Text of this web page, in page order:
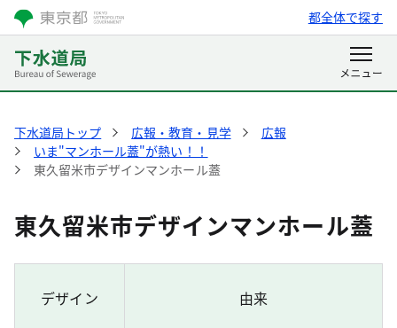
都全体で探す
下水道局トップ 広報・教育・見学
広報
いま"マンホール蓋"が熱い！！
東久留米市デザインマンホール蓋
東久留米市デザインマンホール蓋
デザイン 由来